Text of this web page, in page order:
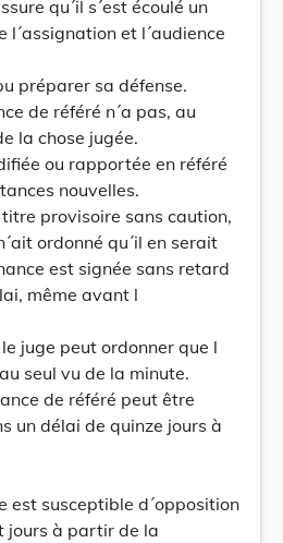
qu´il s´est écoulé un
et l´audience
préparer sa défense.
de référé n´a pas, au
la chose jugée.
ou rapportée en référé
nouvelles.
provisoire sans caution,
ordonné qu´il en serait
est signée sans retard
même avant l
juge peut ordonner que l
seul vu de la minute.
de référé peut être
un délai de quinze jours à
est susceptible d´opposition
jours à partir de la